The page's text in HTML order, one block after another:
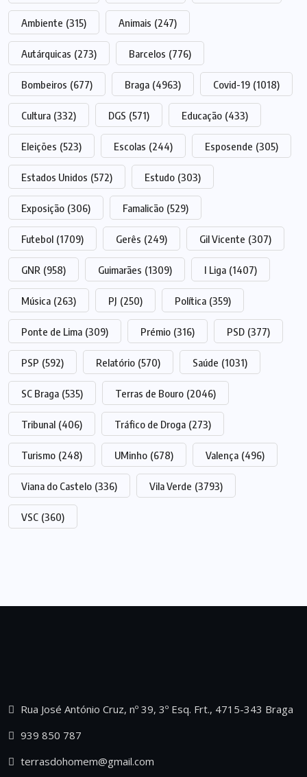
Ambiente (315) Animais (247)
Autárquicas (273) Barcelos (776)
Bombeiros (677) Braga (4963) Covid-19 (1018)
Cultura (332) DGS (571) Educação (433)
Eleições (523) Escolas (244) Esposende (305)
Estados Unidos (572) Estudo (303)
Exposição (306) Famalicão (529)
Futebol (1709) Gerês (249) Gil Vicente (307)
GNR (958) Guimarães (1309) I Liga (1407)
Música (263) PJ (250) Política (359)
Ponte de Lima (309) Prémio (316) PSD (377)
PSP (592) Relatório (570) Saúde (1031)
SC Braga (535) Terras de Bouro (2046)
Tribunal (406) Tráfico de Droga (273)
Turismo (248) UMinho (678) Valença (496)
Viana do Castelo (336) Vila Verde (3793)
VSC (360)
Rua José António Cruz, nº 39, 3º Esq. Frt., 4715-343 Braga
939 850 787
terrasdohomem@gmail.com